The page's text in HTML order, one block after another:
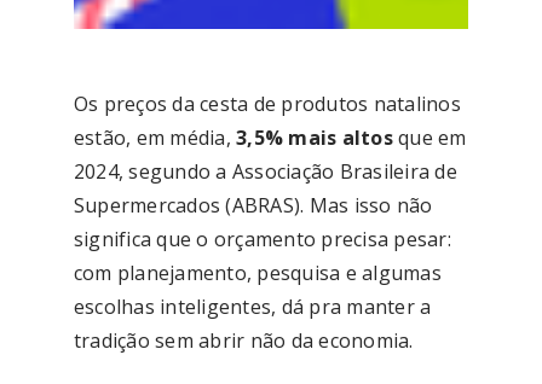
Os preços da cesta de produtos natalinos
estão, em média,3,5% mais altosque em
2024, segundo a Associação Brasileira de
Supermercados (ABRAS). Mas isso não
significa que o orçamento precisa pesar:
com planejamento, pesquisa e algumas
escolhas inteligentes, dá pra manter a
tradição sem abrir não da economia.